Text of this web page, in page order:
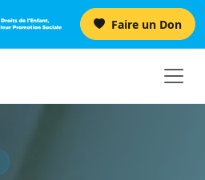
Faire un Don